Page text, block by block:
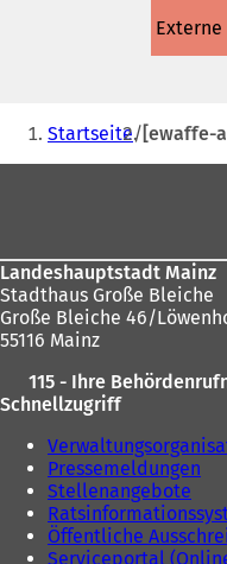
Sie
befinden
Startseite [ewaffe-
Landeshauptstadt Mainz
Stadthaus Große Bleiche
Große Bleiche 46/
55116 Mainz
115 - Ihre
Schnellzugriff
Pressemeldungen
Stellenangebote
Öffentliche
Serviceportal